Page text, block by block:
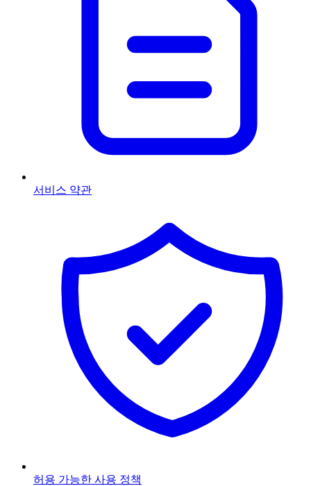
서비스 약관
허용 가능한 사용 정책